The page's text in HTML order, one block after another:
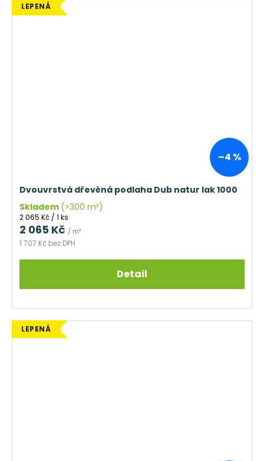
LEPENÁ
–4 %
Dvouvrstvá dřevěná podlaha Dub natur lak 1000
Skladem (>300 m²)
1 707 Kč bez DPH
2 065 Kč / m²
Měrná
cena:
2 065 Kč / 1 ks
Detail
LEPENÁ